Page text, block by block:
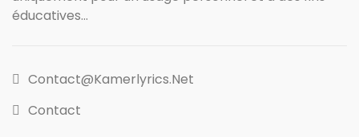
éducatives...
Contact@kamerlyrics.net
Contact